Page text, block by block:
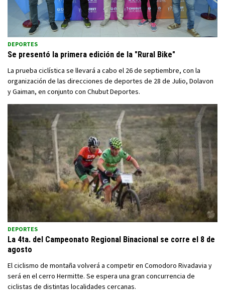
DEPORTES
Se presentó la primera edición de la "Rural Bike"
La prueba ciclística se llevará a cabo el 26 de septiembre, con la
organización de las direcciones de deportes de 28 de Julio, Dolavon
y Gaiman, en conjunto con Chubut Deportes.
DEPORTES
La 4ta. del Campeonato Regional Binacional se corre el 8 de
agosto
El ciclismo de montaña volverá a competir en Comodoro Rivadavia y
será en el cerro Hermitte. Se espera una gran concurrencia de
ciclistas de distintas localidades cercanas.